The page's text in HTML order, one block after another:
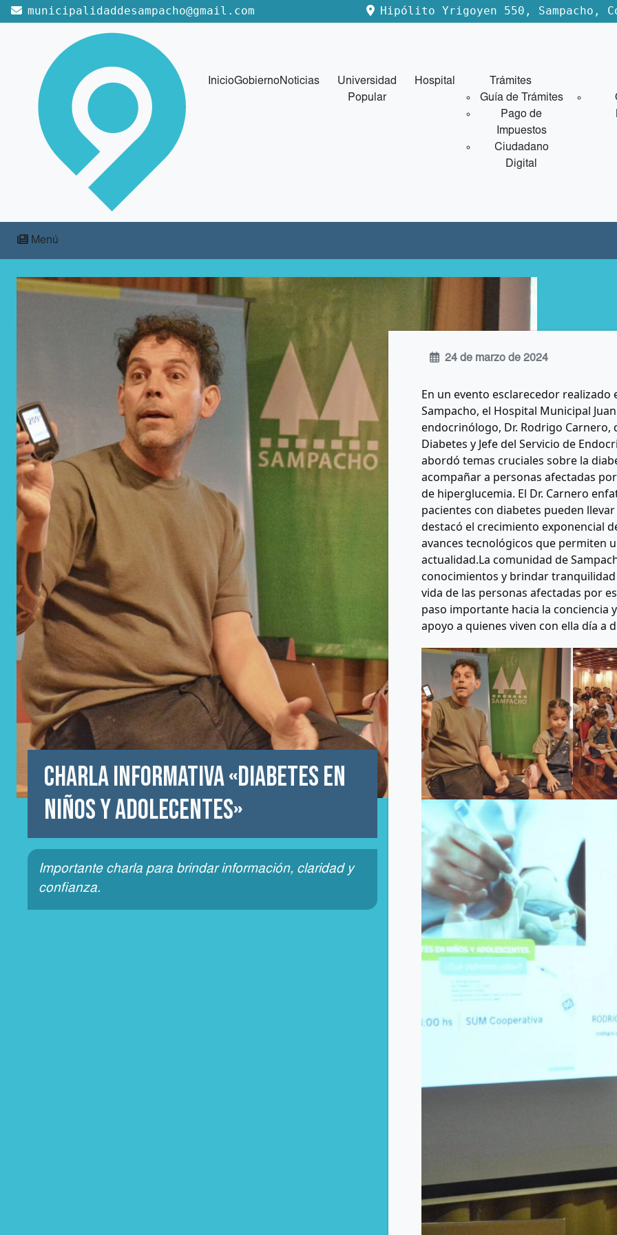
municipalidaddesampacho@gmail.com Hipólito Yrigoyen 550, Sampacho,
InicioGobiernoNoticias
Universidad
Popular
Hospital
Trámites
Guía de Trámites
Pago de
Impuestos
Ciudadano
Digital
Menú
Charla informativa «Diabetes en
niños y adolecentes»
Importante charla para brindar información, claridad y
confianza.
24 de marzo de 2024
En un evento esclarecedor realizado
Sampacho, el Hospital Municipal
endocrinólogo, Dr. Rodrigo Carnero,
Diabetes y Jefe del Servicio de
abordó temas cruciales sobre la
acompañar a personas afectadas
de hiperglucemia. El Dr. Carnero
pacientes con diabetes pueden
destacó el crecimiento exponencial
avances tecnológicos que permiten
actualidad.La comunidad de
conocimientos y brindar
vida de las personas afectadas por
paso importante hacia la conciencia
apoyo a quienes viven con ella día a